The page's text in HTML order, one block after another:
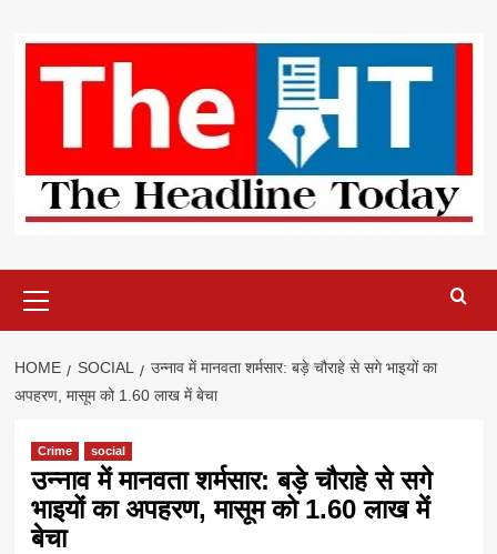
content
Menu
HOME SOCIAL
उन्नाव में मानवता शर्मसार: बड़े चौराहे से सगे भाइयों का
अपहरण, मासूम को 1.60 लाख में बेचा
Crime social
उन्नाव में मानवता शर्मसार: बड़े चौराहे से सगे
भाइयों का अपहरण, मासूम को 1.60 लाख में
बेचा